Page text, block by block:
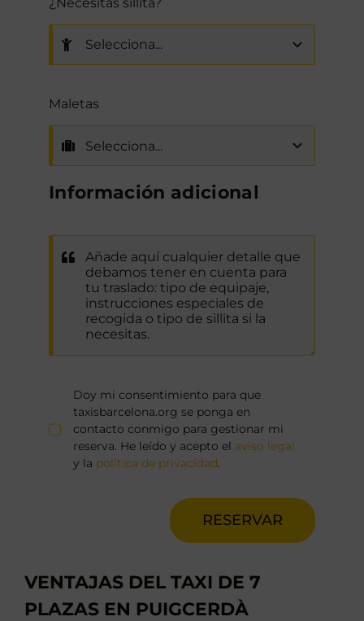
Maletas
Información adicional
Doy mi consentimiento para que
taxisbarcelona.org se ponga en
contacto conmigo para gestionar mi
reserva. He leído y acepto el aviso legal
y la política de privacidad.
RESERVAR
VENTAJAS DEL TAXI DE 7
PLAZAS EN PUIGCERDÀ